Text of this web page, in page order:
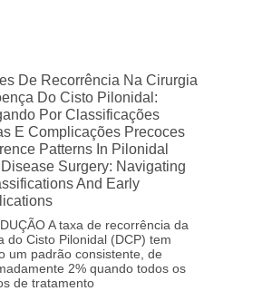
De Recorrência Na Cirurgia
Do Cisto Pilonidal:
Por Classificações
E Complicações Precoces
Patterns In Pilonidal
Surgery: Navigating
And Early
A taxa de recorrência da
do Cisto Pilonidal (DCP) tem
um padrão consistente, de
2% quando todos os
de tratamento